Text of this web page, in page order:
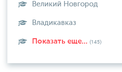
Великий Новгород
Владикавказ
Показать еще... (145)